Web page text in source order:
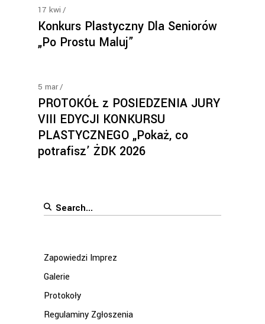
17 kwi
Konkurs Plastyczny Dla Seniorów
„Po Prostu Maluj”
5 mar
PROTOKÓŁ z POSIEDZENIA JURY
VIII EDYCJI KONKURSU
PLASTYCZNEGO „Pokaż, co
potrafisz’ ŻDK 2026
Search
Zapowiedzi Imprez
Galerie
Protokoły
Regulaminy Zgłoszenia